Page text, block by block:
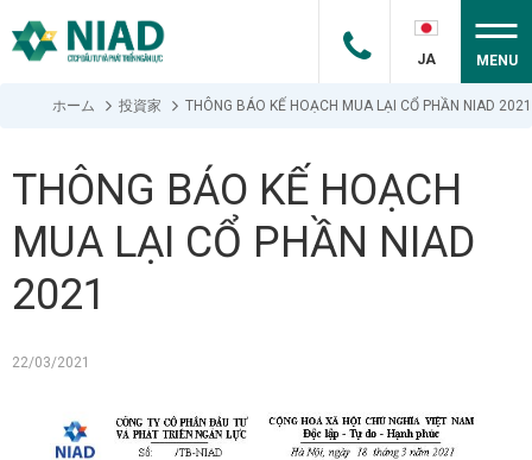
JA MENU
ホーム 投資家 THÔNG BÁO KẾ HOẠCH MUA LẠI CỔ PHẦN NIAD 2021
THÔNG BÁO KẾ HOẠCH
MUA LẠI CỔ PHẦN NIAD
2021
22/03/2021